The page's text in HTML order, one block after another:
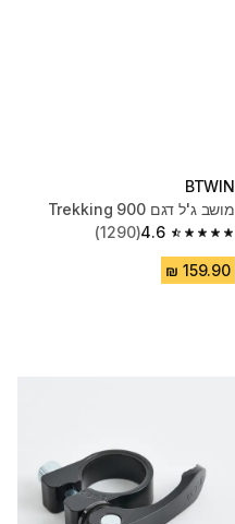
BTWIN
מושב ג'ל דגם Trekking 900
4.6
4.6 out of 5 stars from 1290 reviews
(1290)